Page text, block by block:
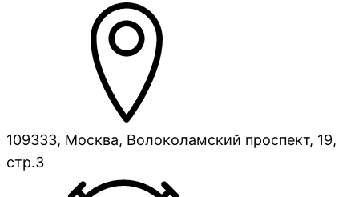
109333, Москва, Волоколамский проспект, 19,
стр.3